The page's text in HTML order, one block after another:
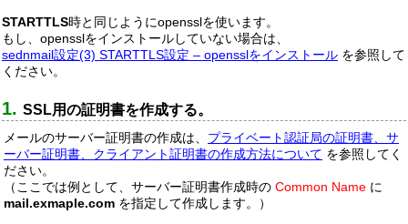
STARTTLS時と同じようにopensslを使います。
もし、opensslをインストールしていない場合は、
sednmail設定(3) STARTTLS設定 – opensslをインストール を参照して
ください。
SSL用の証明書を作成する。
メールのサーバー証明書の作成は、 プライベート認証局の証明書、サ
ーバー証明書、クライアント証明書の作成方法について を参照してく
ださい。
（ここでは例として、サーバー証明書作成時の Common Name に
mail.exmaple.com を指定して作成します。）